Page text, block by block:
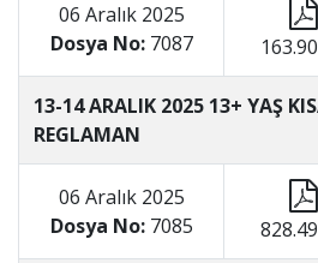
06 Aralık 2025
Dosya No:7087
13-14 ARALIK 2025 13+ YAŞ
REGLAMAN
06 Aralık 2025
Dosya No:7085